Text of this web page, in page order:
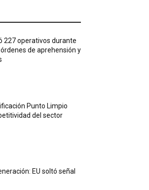
227 operativos durante
de aprehensión y
Punto Limpio
del sector
EU soltó señal